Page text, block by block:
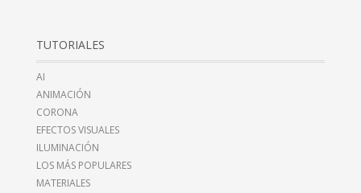
TUTORIALES
AI
ANIMACIÓN
CORONA
EFECTOS VISUALES
ILUMINACIÓN
LOS MÁS POPULARES
MATERIALES